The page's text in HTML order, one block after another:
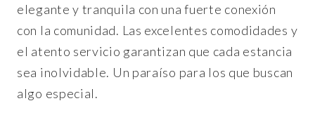
elegante y tranquila con una fuerte conexión
con la comunidad. Las excelentes comodidades y
el atento servicio garantizan que cada estancia
sea inolvidable. Un paraíso para los que buscan
algo especial.